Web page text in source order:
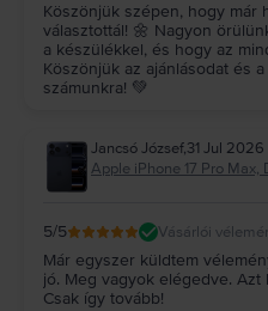
Köszönjük szépen, hogy már
választottál! 🌼 Nagyon
a készülékkel, és hogy az
Köszönjük az ajánlásodat és
számunkra! 💚
Jancsó József,31 Jul 2026
Apple iPhone 17 Pro Max,
5/5 Vásárlói
Már egyszer küldtem
jó. Meg vagyok elégedve. Azt
Csak így tovább!